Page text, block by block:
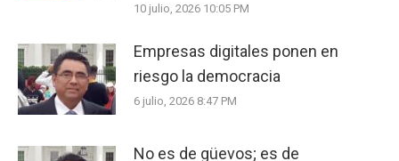
10 julio, 2026 10:05 PM
Empresas digitales ponen en
riesgo la democracia
6 julio, 2026 8:47 PM
No es de güevos; es de